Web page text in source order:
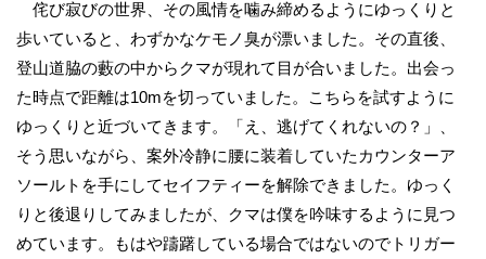
侘び寂びの世界、その風情を噛み締めるようにゆっくりと
歩いていると、わずかなケモノ臭が漂いました。その直後、
登山道脇の藪の中からクマが現れて目が合いました。出会っ
た時点で距離は10mを切っていました。こちらを試すように
ゆっくりと近づいてきます。「え、逃げてくれないの？」、
そう思いながら、案外冷静に腰に装着していたカウンターア
ソールトを手にしてセイフティーを解除できました。ゆっく
りと後退りしてみましたが、クマは僕を吟味するように見つ
めています。もはや躊躇している場合ではないのでトリガー